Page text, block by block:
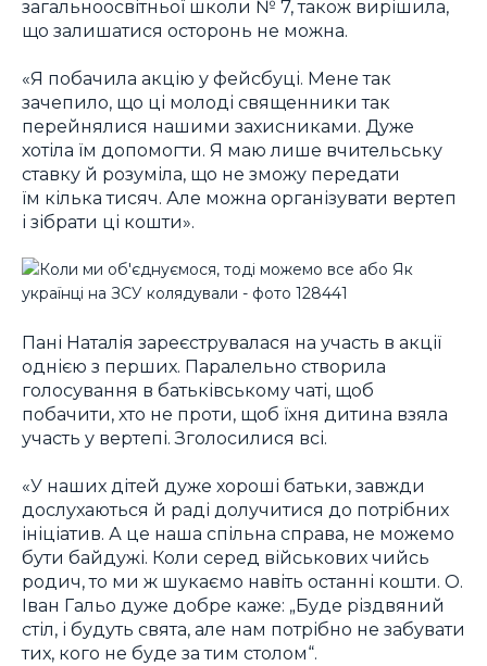
загальноосвітньої школи № 7, також вирішила,
що залишатися осторонь не можна.
«Я побачила акцію у фейсбуці. Мене так
зачепило, що ці молоді священники так
перейнялися нашими захисниками. Дуже
хотіла їм допомогти. Я маю лише вчительську
ставку й розуміла, що не зможу передати
їм кілька тисяч. Але можна організувати вертеп
і зібрати ці кошти».
Пані Наталія зареєструвалася на участь в акції
однією з перших. Паралельно створила
голосування в батьківському чаті, щоб
побачити, хто не проти, щоб їхня дитина взяла
участь у вертепі. Зголосилися всі.
«У наших дітей дуже хороші батьки, завжди
дослухаються й раді долучитися до потрібних
ініціатив. А це наша спільна справа, не можемо
бути байдужі. Коли серед військових чийсь
родич, то ми ж шукаємо навіть останні кошти. О.
Іван Гальо дуже добре каже: „Буде різдвяний
стіл, і будуть свята, але нам потрібно не забувати
тих, кого не буде за тим столом“.